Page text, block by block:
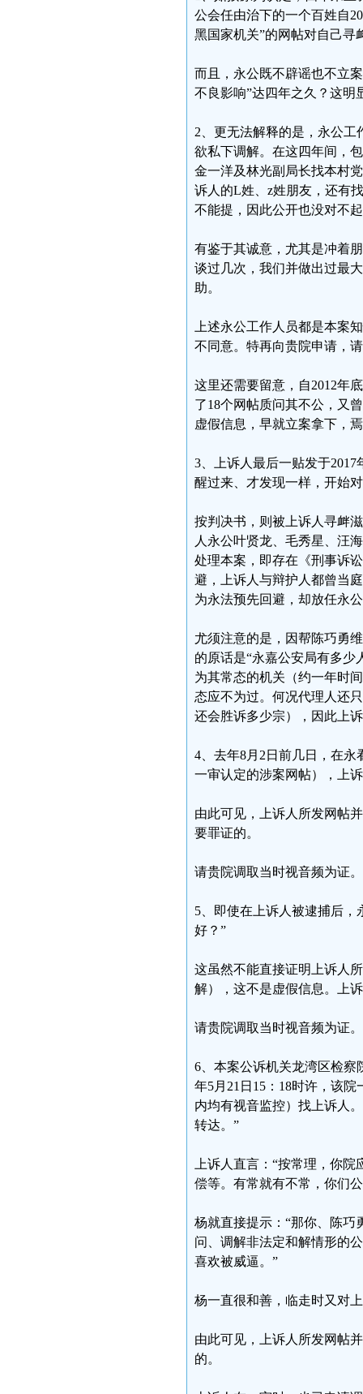
公会任由治下的一个百姓自
黑国家机关”的网帖对自己寻
而且，永公既不辟谣也不立
不良影响”达四年之久？这明
2、更无法解释的是，永公
欲私下调解。在这四年间，
金一洋及林光副局长找本村
诉人的L姓、z姓朋友，还有
不能提，因此公开也没对不
有鉴于其诚意，尤其是冲着
谈过几次，我们并做出过最
助。
上述永公工作人员都是本案
不同意。特再向贵院申请，
这里还需要留意，自2012年
了18个网帖质问其不公，又
虚假信息，早就立案拿下，
3、上诉人最后一贴发于
醒过来、才发现一样，开始
按判决书，则被上诉人寻衅
人永公叶贤龙、毛秀星、汪
处理本案，即存在《刑事诉
避，上诉人与辩护人都曾当
为永法预先回避，却放任永
尤须注意的是，因帮陈巧勇
的原话是“永嘉公安局有多少
为其常态的机关（约一年时
态应不为过。何况代理人还
还会胜诉多少宗），因此上
4、去年8月2日前几日，在
一审认定的涉案网帖），上
由此可见，上诉人所发网帖
要罪证的。
请贵院调取当时视音频为证。
5、即使在上诉人被逮捕后
好？”
这虽然不能直接证明上诉人
解），这不是虚假信息。上
请贵院调取当时视音频为证。
6、本案公诉机关龙湾区检察
年5月21日15：18时许，该
内均有视音监控）找上诉人
转达。”
上诉人直言：“按常理，你
偿等。有常就有不常，你们
杨就直接提示：“那你、陈巧
问、调解非法定和解情形的
喜欢被威逼。”
杨一直很和善，临走时又对
由此可见，上诉人所发网帖
的。